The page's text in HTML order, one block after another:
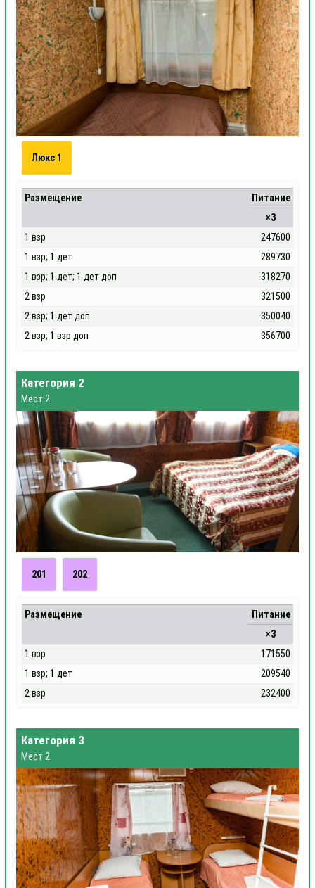
Люкс 1
Размещение
Питание
×3
1 взр
247600
1 взр; 1 дет
289730
1 взр; 1 дет; 1 дет доп
318270
2 взр
321500
2 взр; 1 дет доп
350040
2 взр; 1 взр доп
356700
Категория 2
Мест 2
201 202
Размещение
Питание
×3
1 взр
171550
1 взр; 1 дет
209540
2 взр
232400
Категория 3
Мест 2